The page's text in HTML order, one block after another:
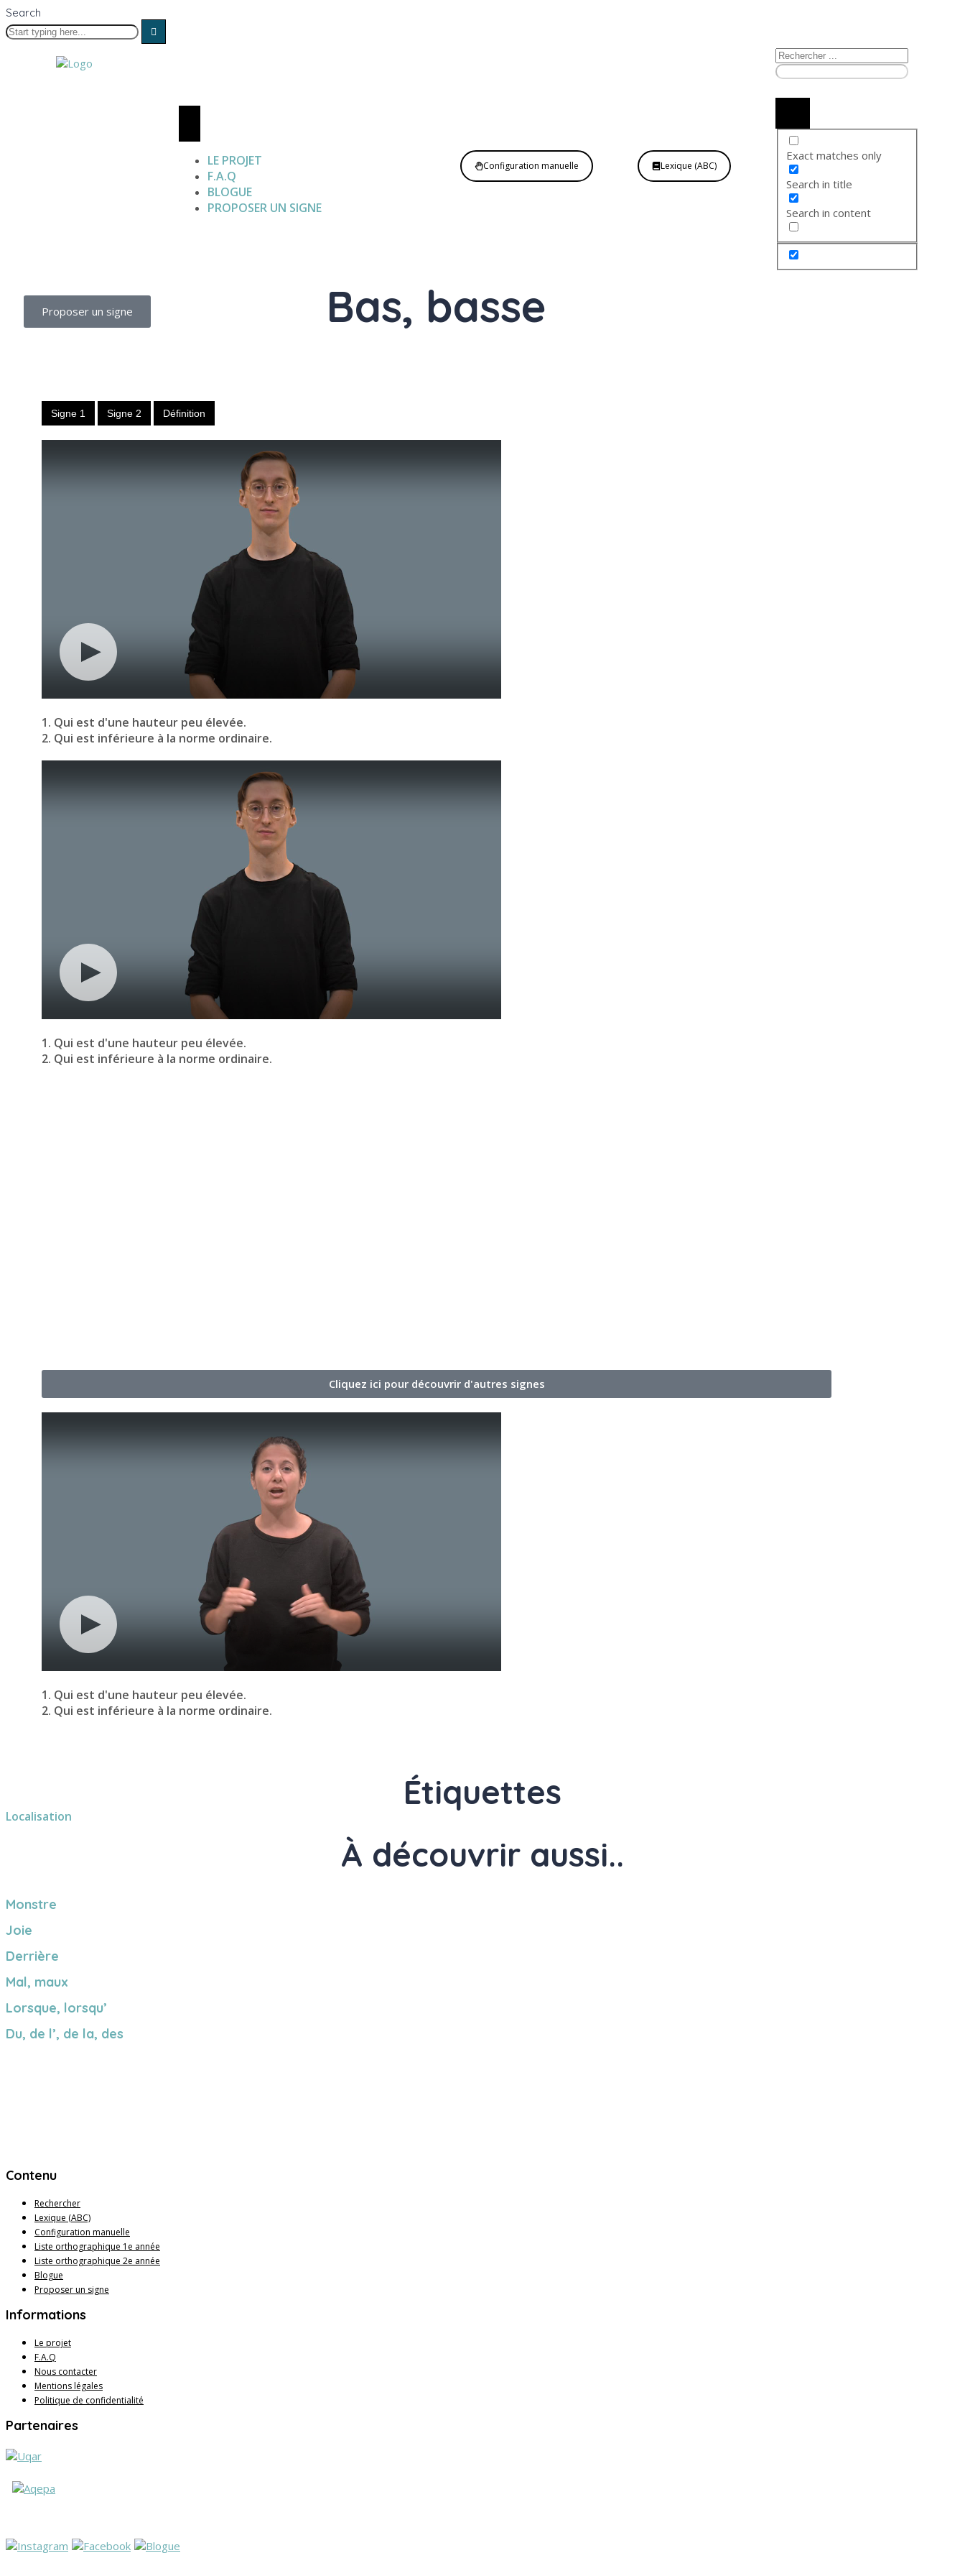
Search
LE PROJET
F.A.Q
BLOGUE
PROPOSER UN SIGNE
Configuration manuelle Lexique (ABC)
Exact matches only
Search in title
Search in content
Proposer un signe Bas, basse
Signe 1 Signe 2 Définition
1. Qui est d'une hauteur peu élevée.
2. Qui est inférieure à la norme ordinaire.
1. Qui est d'une hauteur peu élevée.
2. Qui est inférieure à la norme ordinaire.
Cliquez ici pour découvrir d'autres signes
1. Qui est d'une hauteur peu élevée.
2. Qui est inférieure à la norme ordinaire.
Étiquettes
Localisation
À découvrir aussi..
Monstre
Joie
Derrière
Mal, maux
Lorsque, lorsqu’
Du, de l’, de la, des
Contenu
Rechercher
Lexique (ABC)
Configuration manuelle
Liste orthographique 1e année
Liste orthographique 2e année
Blogue
Proposer un signe
Informations
Le projet
F.A.Q
Nous contacter
Mentions légales
Politique de confidentialité
Partenaires